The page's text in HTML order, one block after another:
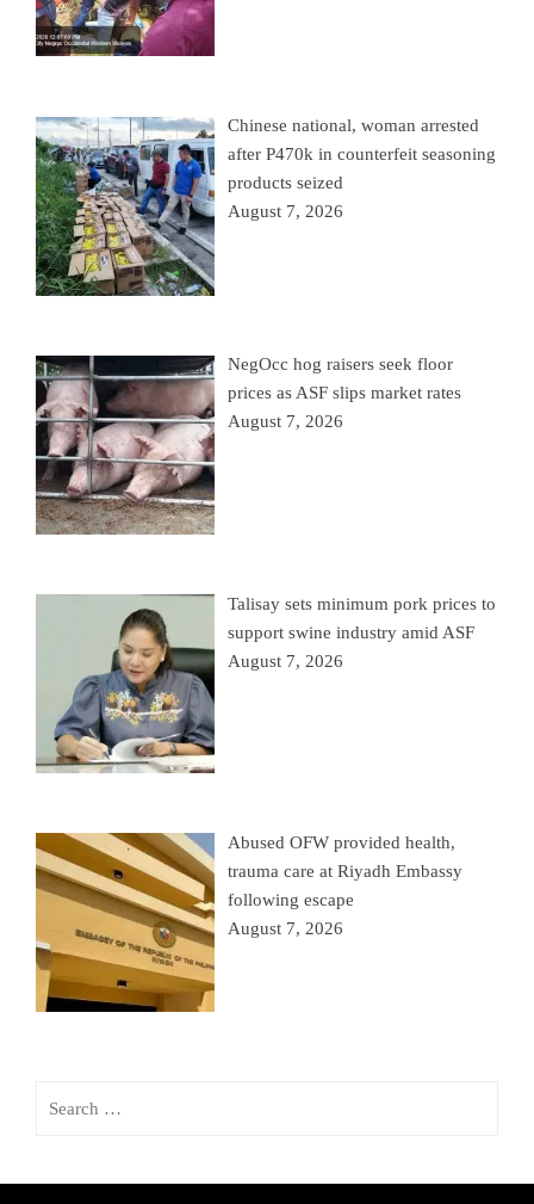
Chinese national, woman arrested
after P470k in counterfeit seasoning
products seized
August 7, 2026
NegOcc hog raisers seek floor
prices as ASF slips market rates
August 7, 2026
Talisay sets minimum pork prices to
support swine industry amid ASF
August 7, 2026
Abused OFW provided health,
trauma care at Riyadh Embassy
following escape
August 7, 2026